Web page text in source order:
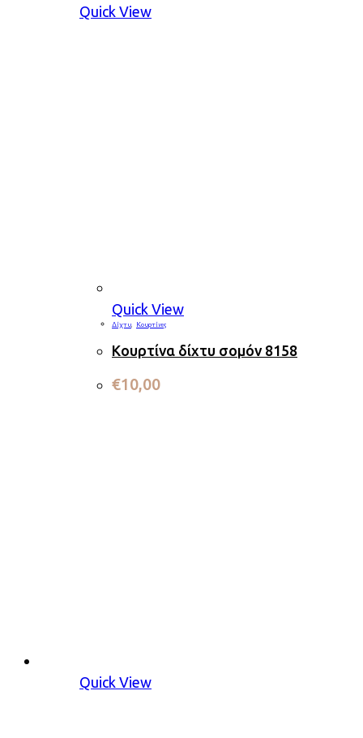
Quick View
Quick View
Δίχτυ Κουρτίνες
Κουρτίνα δίχτυ σομόν 8158
€10,00
Quick View